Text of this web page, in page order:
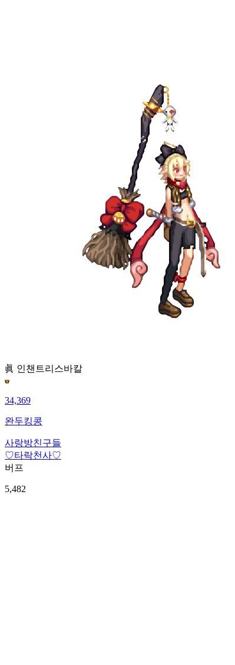
眞 인챈트리스바칼
34,369
완두킹콩
사랑방친구들
♡타락천사♡
버프
5,482